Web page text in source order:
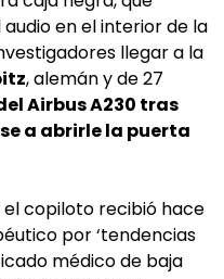
en el interior de la
llegar a la
, alemán y de 27
Airbus A230 tras
a abrirle la puerta
el copiloto recibió hace
por ‘tendencias
médico de baja